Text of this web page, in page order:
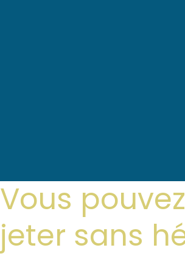
Vous
jeter sans